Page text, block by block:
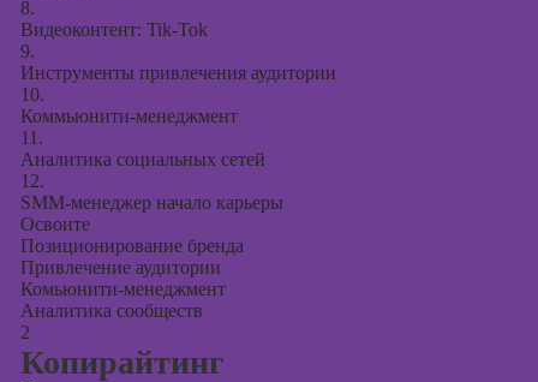
8.
Видеоконтент: Tik-Tok
9.
Инструменты привлечения аудитории
10.
Коммьюнити-менеджмент
11.
Аналитика социальных сетей
12.
SMM-менеджер начало карьеры
Освоите
Позиционирование бренда
Привлечение аудитории
Комьюнити-менеджмент
Аналитика сообществ
2
Копирайтинг